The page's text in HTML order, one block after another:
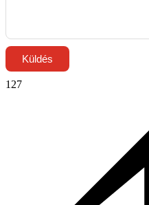
Küldés
127